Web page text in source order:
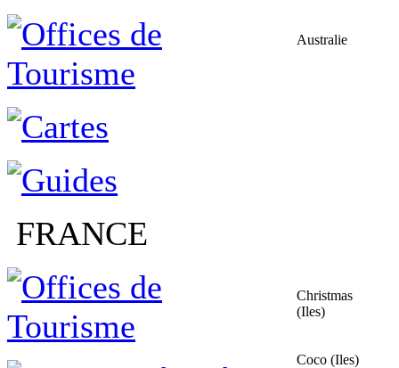
FRANCE
Australie
Christmas
(Iles)
Coco (Iles)